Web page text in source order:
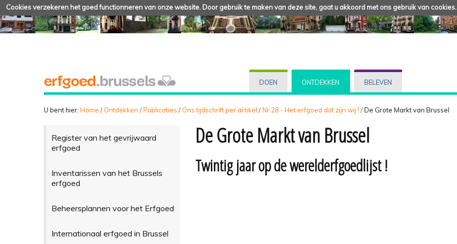
Cookies verzekeren het goed functionneren van onze website. Door gebruik te maken van deze site, gaat u akkoord met ons gebruik van cookies.
DOEN ONTDEKKEN BELEVEN
U bent hier: Home / Ontdekken /Publicaties / Ons tijdschrift per artikel /Nr 28 - Het erfgoed dat zijn wij ! /De Grote Markt van Brussel
Register van het gevrijwaard
erfgoed
Inventarissen van het Brussels
erfgoed
Beheersplannen voor het Erfgoed
Internationaal erfgoed in Brussel
De Grote Markt van Brussel
Twintig jaar op de werelderfgoedlijst !